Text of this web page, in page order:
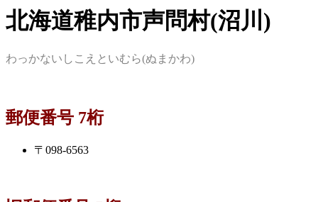
北海道稚内市声問村(沼川)
わっかないしこえといむら(ぬまかわ)
郵便番号 7桁
〒098-6563